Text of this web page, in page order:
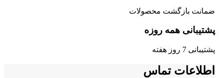
ضمانت بازگشت محصولات
پشتیبانی همه روزه
پشتیبانی 7 روز هفته
اطلاعات تماس